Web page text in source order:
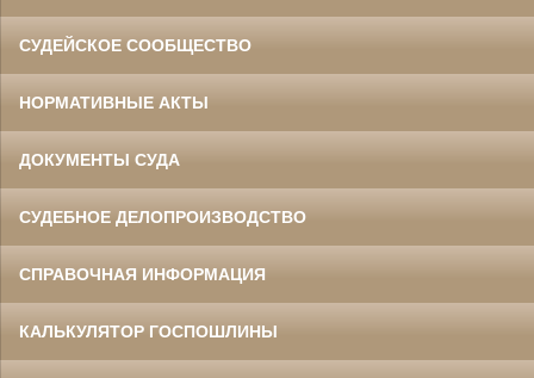
СУДЕЙСКОЕ СООБЩЕСТВО
НОРМАТИВНЫЕ АКТЫ
ДОКУМЕНТЫ СУДА
СУДЕБНОЕ ДЕЛОПРОИЗВОДСТВО
СПРАВОЧНАЯ ИНФОРМАЦИЯ
КАЛЬКУЛЯТОР ГОСПОШЛИНЫ